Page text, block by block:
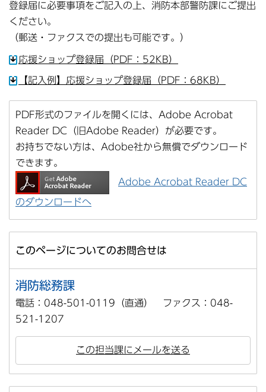
登録届に必要事項をご記入の上、消防本部警防課にご提出
ください。
（郵送・ファクスでの提出も可能です。）
応援ショップ登録届（PDF：52KB）
【記入例】応援ショップ登録届（PDF：68KB）
PDF形式のファイルを開くには、Adobe Acrobat
Reader DC（旧Adobe Reader）が必要です。
お持ちでない方は、Adobe社から無償でダウンロード
できます。
Adobe Acrobat Reader DC
のダウンロードへ
このページについてのお問合せは
消防総務課
電話：048-501-0119（直通） ファクス：048-
521-1207
この担当課にメールを送る